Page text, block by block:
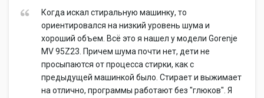
Когда искал стиральную машинку, то
ориентировался на низкий уровень шума и
хороший объем. Всё это я нашел у модели Gorenje
MV 95Z23. Причем шума почти нет, дети не
просыпаются от процесса стирки, как с
предыдущей машинкой было. Стирает и выжимает
на отлично, программы работают без "глюков". Я